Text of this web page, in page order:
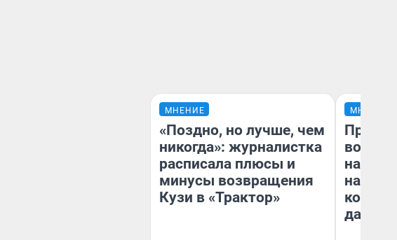
МНЕНИЕ
«Поздно, но лучше, чем
никогда»: журналистка
расписала плюсы и
минусы возвращения
Кузи в «Трактор»
МНЕНИЕ
нам
даже